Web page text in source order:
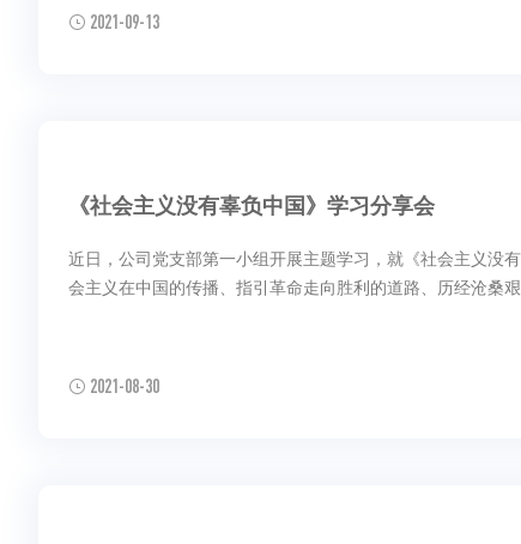
2021-09-13
《社会主义没有辜负中国》学习分享会
近日，公司党支部第一小组开展主题学习，就《社会主义没
会主义在中国的传播、指引革命走向胜利的道路、历经沧桑
2021-08-30